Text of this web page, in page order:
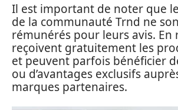
Il est important de noter que
de la communauté Trnd ne
rémunérés pour leurs avis. En
reçoivent gratuitement les
et peuvent parfois bénéficier
ou d’avantages exclusifs
marques partenaires.